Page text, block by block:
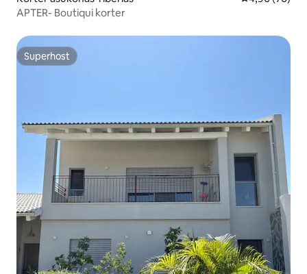
APTER- Boutiqui korter
Superhost
Superhost